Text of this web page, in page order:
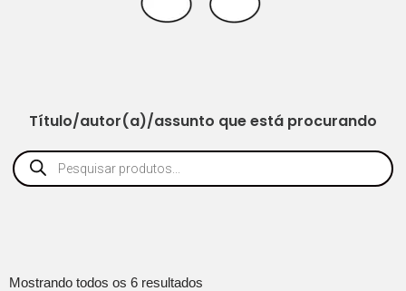
Título/autor(a)/assunto que está procurando
Mostrando todos os 6 resultados